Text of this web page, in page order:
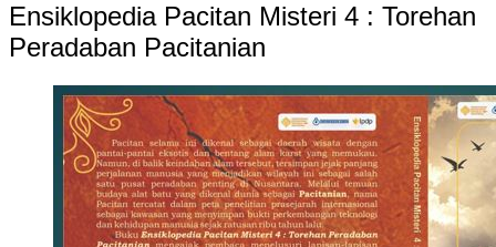
Ensiklopedia Pacitan Misteri 4 : Torehan
Peradaban Pacitanian